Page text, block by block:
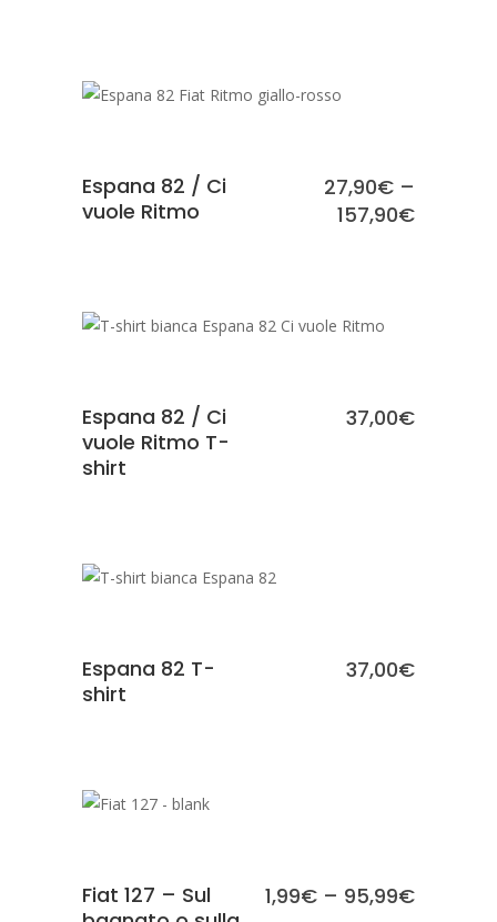
SCEGLI
Espana 82 / Ci
vuole Ritmo
27,90€ –
157,90€
SCEGLI
Espana 82 / Ci
vuole Ritmo T-
shirt
37,00€
SCEGLI
Espana 82 T-
shirt
37,00€
Fiat 127 – Sul
1,99€ – 95,99€